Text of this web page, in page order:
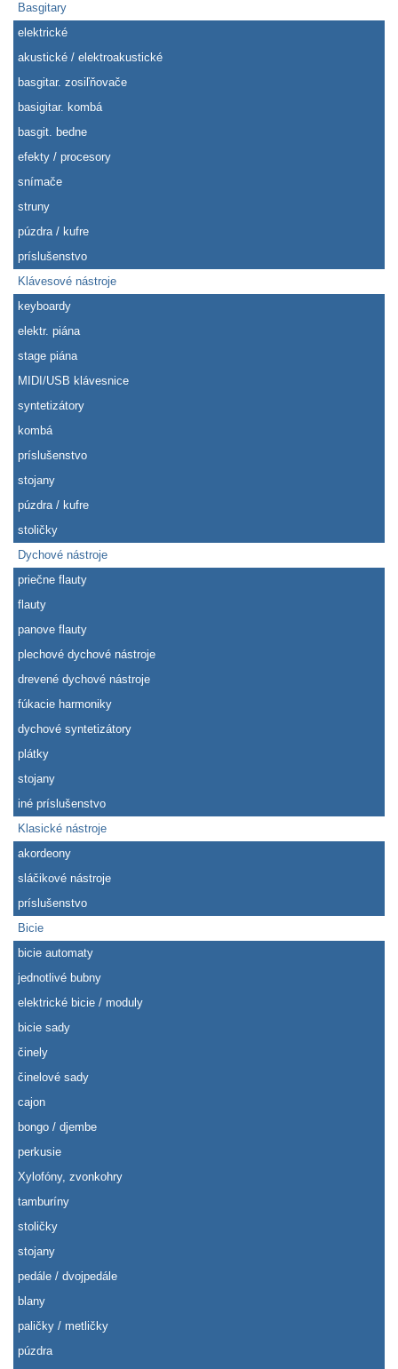
Basgitary
elektrické
akustické / elektroakustické
basgitar. zosiľňovače
basigitar. kombá
basgit. bedne
efekty / procesory
snímače
struny
púzdra / kufre
príslušenstvo
Klávesové nástroje
keyboardy
elektr. piána
stage piána
MIDI/USB klávesnice
syntetizátory
kombá
príslušenstvo
stojany
púzdra / kufre
stoličky
Dychové nástroje
priečne flauty
flauty
panove flauty
plechové dychové nástroje
drevené dychové nástroje
fúkacie harmoniky
dychové syntetizátory
plátky
stojany
iné príslušenstvo
Klasické nástroje
akordeony
sláčikové nástroje
príslušenstvo
Bicie
bicie automaty
jednotlivé bubny
elektrické bicie / moduly
bicie sady
činely
činelové sady
cajon
bongo / djembe
perkusie
Xylofóny, zvonkohry
tamburíny
stoličky
stojany
pedále / dvojpedále
blany
paličky / metličky
púzdra